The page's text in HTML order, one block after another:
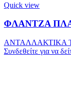
Quick view
ΦΛΑΝΤΖΑ
ΑΝΤΑΛΛΑΚΤΙΚΑ
Συνδεθείτε για να